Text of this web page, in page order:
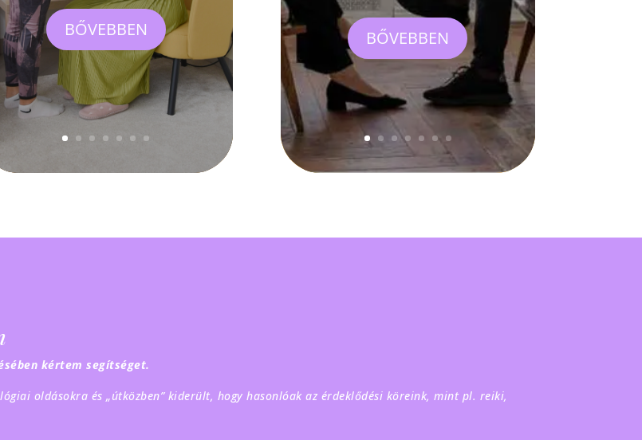
BŐVEBBEN BŐVEBBEN
kértem segítséget.
oldásokra és „útközben” kiderült, hogy hasonlóak az érdeklődési köreink, mint pl. reiki,